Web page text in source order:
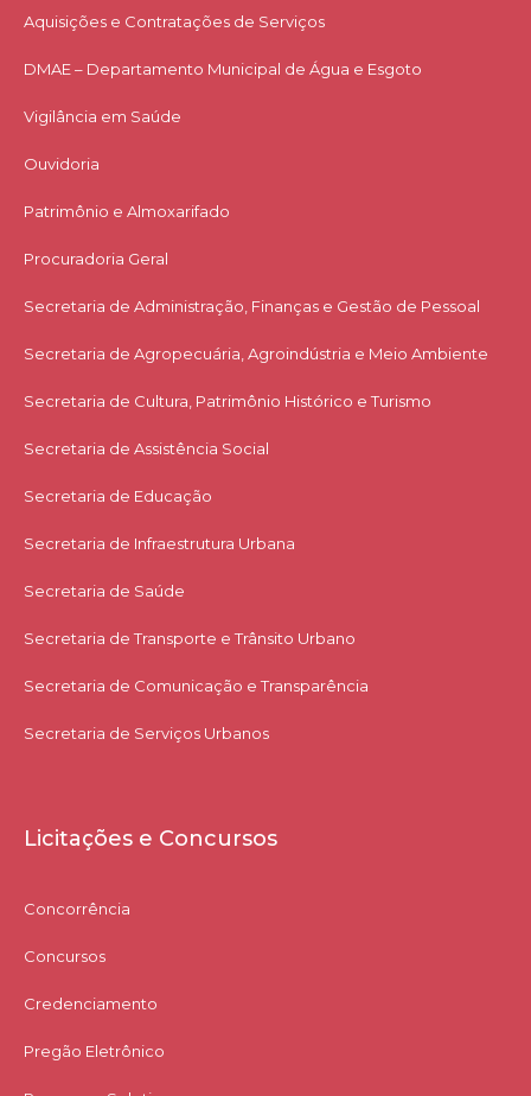
Aquisições e Contratações de Serviços​
DMAE – Departamento Municipal de Água e Esgoto
Vigilância em Saúde
Ouvidoria
Patrimônio e Almoxarifado
Procuradoria Geral
Secretaria de Administração, Finanças e Gestão de Pessoal
Secretaria de Agropecuária, Agroindústria e Meio Ambiente
Secretaria de Cultura, Patrimônio Histórico e Turismo
Secretaria de Assistência Social
Secretaria de Educação
Secretaria de Infraestrutura Urbana
Secretaria de Saúde
Secretaria de Transporte e Trânsito Urbano
Secretaria de Comunicação e Transparência
Secretaria de Serviços Urbanos
Licitações e Concursos
Concorrência
Concursos
Credenciamento
Pregão Eletrônico